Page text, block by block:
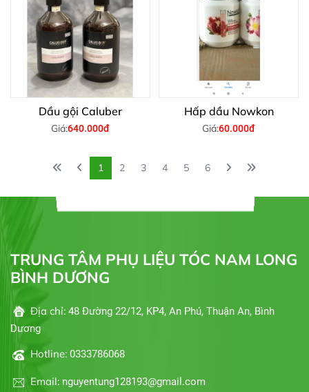
Dầu gội Caluber
Giá:640.000đ
Hấp dầu Nowkon
Giá:60.000đ
1 2 3 4 5 6
TRUNG TÂM PHỤ LIỆU TÓC NAM LONG
BÌNH DƯƠNG
Địa chỉ: 48 Đường 22/12, KP4, An Phú, Thuận An, Bình
Dương
Hotline: 0333786068
Email: nguyentung128193@gmail.com